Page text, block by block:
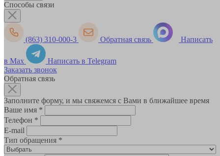
Способы связи
(863) 310-000-3 Обратная связь Написать
в Max
Написать в Telegram
Заказать звонок
Обратная связь
Заполните форму, и мы свяжемся с Вами в ближайшее время
Ваше имя *
Телефон *
E-mail
Тип обращения *